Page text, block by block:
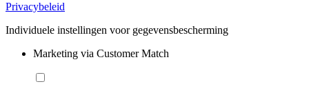
Privacybeleid
Individuele instellingen voor gegevensbescherming
Marketing via Customer Match